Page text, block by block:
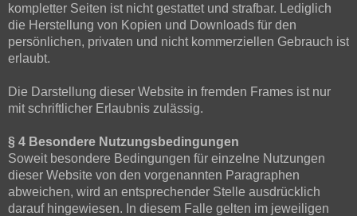
kompletter Seiten ist nicht gestattet und strafbar. Lediglich
die Herstellung von Kopien und Downloads für den
persönlichen, privaten und nicht kommerziellen Gebrauch ist
erlaubt.
Die Darstellung dieser Website in fremden Frames ist nur
mit schriftlicher Erlaubnis zulässig.
§ 4 Besondere Nutzungsbedingungen
Soweit besondere Bedingungen für einzelne Nutzungen
dieser Website von den vorgenannten Paragraphen
abweichen, wird an entsprechender Stelle ausdrücklich
darauf hingewiesen. In diesem Falle gelten im jeweiligen